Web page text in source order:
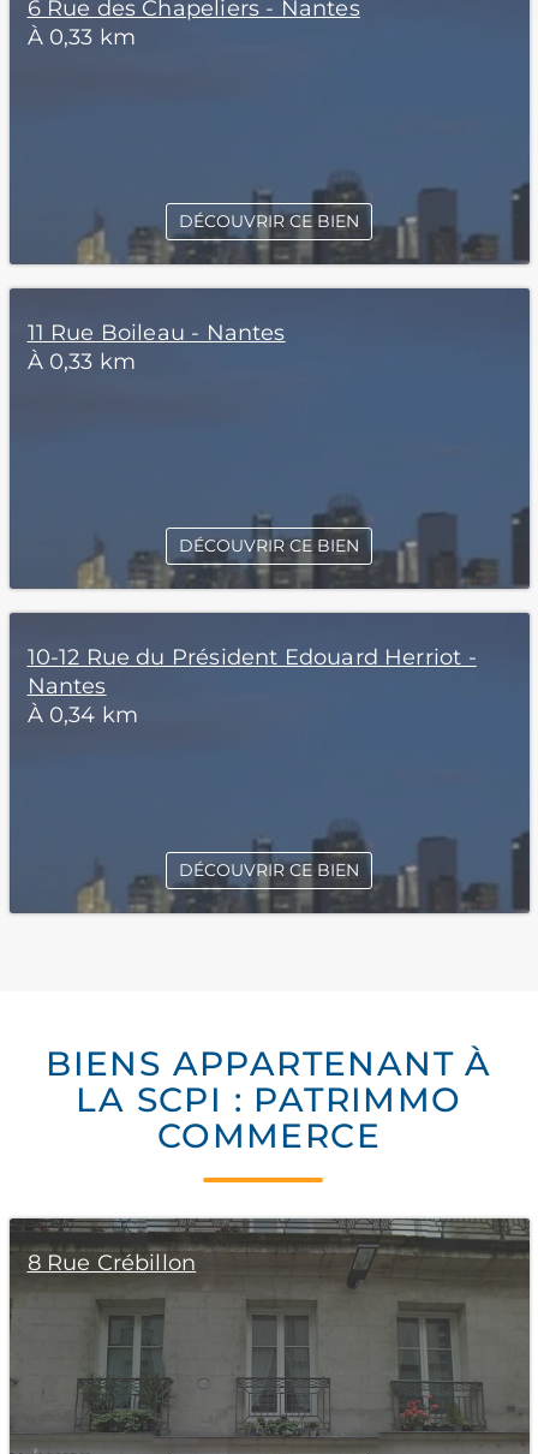
6 Rue des Chapeliers - Nantes
À 0,33 km
DÉCOUVRIR CE BIEN
11 Rue Boileau - Nantes
À 0,33 km
DÉCOUVRIR CE BIEN
10-12 Rue du Président Edouard Herriot -
Nantes
À 0,34 km
DÉCOUVRIR CE BIEN
BIENS APPARTENANT À
LA SCPI : PATRIMMO
COMMERCE
8 Rue Crébillon